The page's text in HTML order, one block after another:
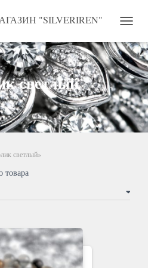
"SILVERIREN"
светлый
светлый»
товара